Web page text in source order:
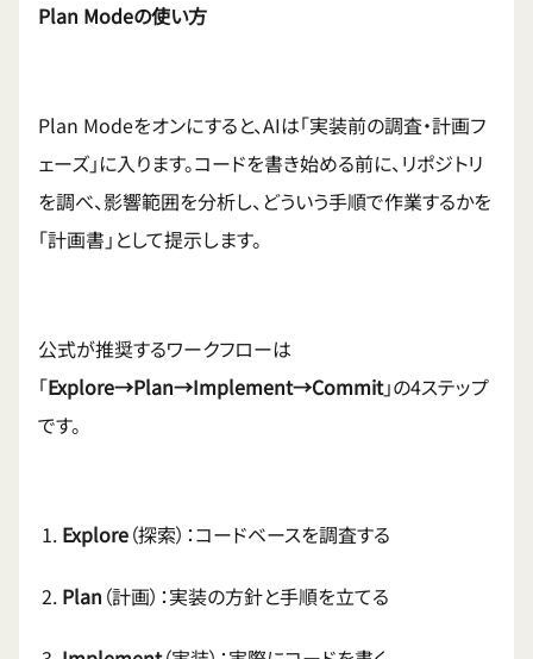
Plan Modeの使い方
Plan Modeをオンにすると、AIは「実装前の調査・計画フ
ェーズ」に入ります。コードを書き始める前に、リポジトリ
を調べ、影響範囲を分析し、どういう手順で作業するかを
「計画書」として提示します。
公式が推奨するワークフローは
「Explore→Plan→Implement→Commit」の4ステップ
です。
Explore（探索）：コードベースを調査する
Plan （計画）：実装の方針と手順を立てる